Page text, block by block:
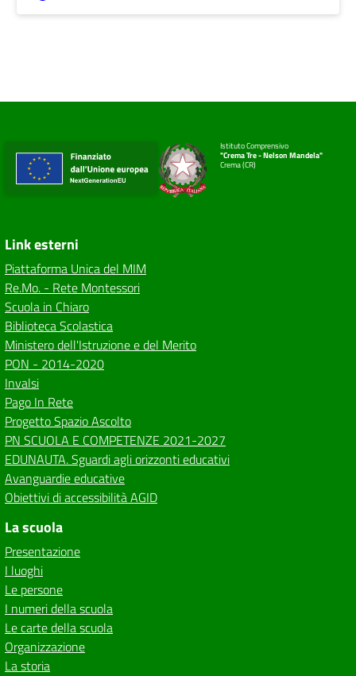
Istituto Comprensivo
"Crema Tre - Nelson Mandela"
Crema (CR)
Link esterni
Piattaforma Unica del MIM
Re.Mo. - Rete Montessori
Scuola in Chiaro
Biblioteca Scolastica
Ministero dell'Istruzione e del Merito
PON - 2014-2020
Invalsi
Pago In Rete
Progetto Spazio Ascolto
PN SCUOLA E COMPETENZE 2021-2027
EDUNAUTA. Sguardi agli orizzonti educativi
Avanguardie educative
Obiettivi di accessibilità AGID
La scuola
Presentazione
I luoghi
Le persone
I numeri della scuola
Le carte della scuola
Organizzazione
La storia